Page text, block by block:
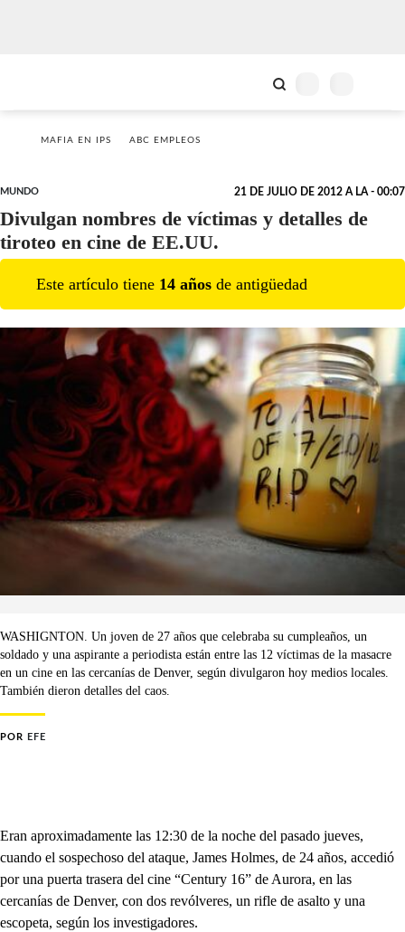
MAFIA EN IPS ABC EMPLEOS
MUNDO 21 DE JULIO DE 2012 A LA - 00:07
Divulgan nombres de víctimas y detalles de
tiroteo en cine de EE.UU.
Este artículo tiene 14 años de antigüedad
WASHIGNTON. Un joven de 27 años que celebraba su cumpleaños, un
soldado y una aspirante a periodista están entre las 12 víctimas de la masacre
en un cine en las cercanías de Denver, según divulgaron hoy medios locales.
También dieron detalles del caos.
POR EFE
Eran aproximadamente las 12:30 de la noche del pasado jueves,
cuando el sospechoso del ataque, James Holmes, de 24 años, accedió
por una puerta trasera del cine “Century 16” de Aurora, en las
cercanías de Denver, con dos revólveres, un rifle de asalto y una
escopeta, según los investigadores.